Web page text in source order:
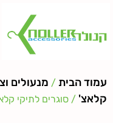
עמוד הבית / מנעולים
קלאצ' / סוגרים לתיקי קלאצ'